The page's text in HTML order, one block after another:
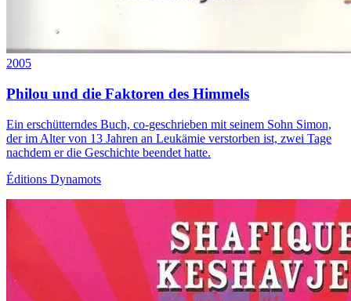
2005
Philou und die Faktoren des Himmels
Ein erschütterndes Buch, co-geschrieben mit seinem Sohn Simon,
der im Alter von 13 Jahren an Leukämie verstorben ist, zwei Tage
nachdem er die Geschichte beendet hatte.
Éditions Dynamots